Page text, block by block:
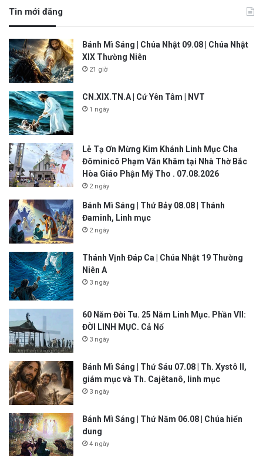
Tin mới đăng
Bánh Mì Sáng | Chúa Nhật 09.08 | Chúa Nhật
XIX Thường Niên
21 giờ
CN.XIX.TN.A | Cứ Yên Tâm | NVT
1 ngày
Lễ Tạ Ơn Mừng Kim Khánh Linh Mục Cha
Đôminicô Phạm Văn Khâm tại Nhà Thờ Bắc
Hòa Giáo Phận Mỹ Tho . 07.08.2026
2 ngày
Bánh Mì Sáng | Thứ Bảy 08.08 | Thánh
Đaminh, Linh mục
2 ngày
Thánh Vịnh Đáp Ca | Chúa Nhật 19 Thường
Niên A
3 ngày
60 Năm Đời Tu. 25 Năm Linh Mục. Phần VII:
ĐỜI LINH MỤC. Cả Nổ
3 ngày
Bánh Mì Sáng | Thứ Sáu 07.08 | Th. Xystô II,
giám mục và Th. Cajêtanô, linh mục
3 ngày
Bánh Mì Sáng | Thứ Năm 06.08 | Chúa hiển
dung
4 ngày